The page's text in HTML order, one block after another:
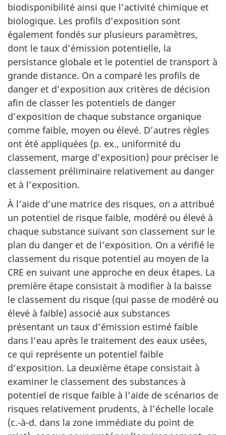
biodisponibilité ainsi que l’activité chimique et
biologique. Les profils d’exposition sont
également fondés sur plusieurs paramètres,
dont le taux d’émission potentielle, la
persistance globale et le potentiel de transport à
grande distance. On a comparé les profils de
danger et d’exposition aux critères de décision
afin de classer les potentiels de danger
d’exposition de chaque substance organique
comme faible, moyen ou élevé. D’autres règles
ont été appliquées (p. ex., uniformité du
classement, marge d’exposition) pour préciser le
classement préliminaire relativement au danger
et à l’exposition.
À l’aide d’une matrice des risques, on a attribué
un potentiel de risque faible, modéré ou élevé à
chaque substance suivant son classement sur le
plan du danger et de l’exposition. On a vérifié le
classement du risque potentiel au moyen de la
CRE en suivant une approche en deux étapes. La
première étape consistait à modifier à la baisse
le classement du risque (qui passe de modéré ou
élevé à faible) associé aux substances
présentant un taux d’émission estimé faible
dans l’eau après le traitement des eaux usées,
ce qui représente un potentiel faible
d’exposition. La deuxième étape consistait à
examiner le classement des substances à
potentiel de risque faible à l’aide de scénarios de
risques relativement prudents, à l’échelle locale
(c.-à-d. dans la zone immédiate du point de